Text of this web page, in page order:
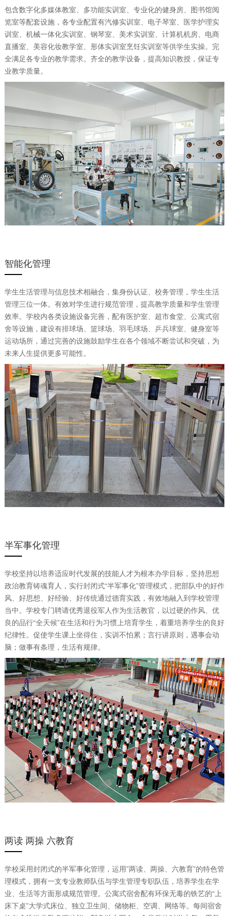
包含数字化多媒体教室、多功能实训室、专业化的健身房、图书馆阅
览室等配套设施，各专业配置有汽修实训室、电子琴室、医学护理实
训室、机械一体化实训室、钢琴室、美术实训室、计算机机房、电商
直播室、美容化妆教学室、形体实训室烹饪实训室等供学生实操。完
全满足各专业的教学需求。齐全的教学设备，提高知识教授，保证专
业教学质量。
智能化管理
学生生活管理与信息技术相融合，集身份认证、校务管理，学生生活
管理三位一体。有效对学生进行规范管理，提高教学质量和学生管理
效率。学校内各类设施设备完善，配有医护室、超市食堂、公寓式宿
舍等设施，建设有排球场、篮球场、羽毛球场、乒兵球室、健身室等
运动场所，通过完善的设施鼓励学生在各个领域不断尝试和突破，为
未来人生提供更多可能性。
半军事化管理
学校坚持以培养适应时代发展的技能人才为根本办学目标，坚持思想
政治教育铸魂育人，实行封闭式“半军事化”管理模式，把部队中的好作
风、好思想、好经验、好传统通过德育实践，有效地融入到学校管理
当中。学校专门聘请优秀退役军人作为生活教官，以过硬的作风、优
良的品行“全天候”在生活和行为习惯上培育学生，着重培养学生的良好
纪律性。促使学生课上坐得住，实训不怕累；言行讲原则，遇事会动
脑；做事有条理，生活有规律。
两读 两操 六教育
学校采用封闭式的半军事化管理，运用”两读、两操、六教育”的特色管
理模式，拥有一支专业教师队伍与学生管理专职队伍，培养学生在学
业、生活等方面形成规范管理。公寓式宿舍配有环保无毒的铁艺的“上
床下桌”大学式床位、独立卫生间、储物柜、空调、网络等。每间宿舍